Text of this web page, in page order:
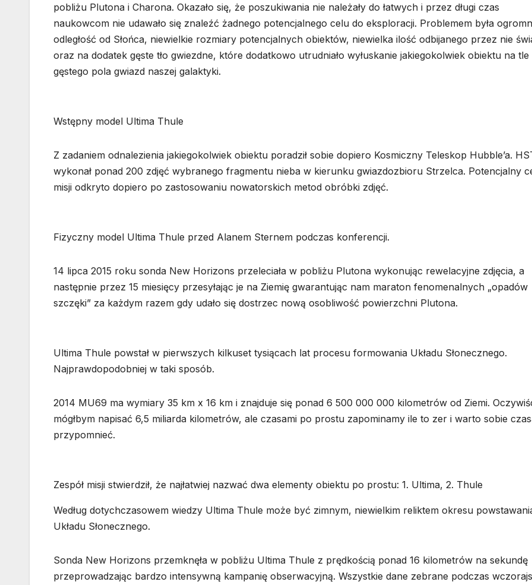
pobliżu Plutona i Charona. Okazało się, że poszukiwania nie należały do łatwych i przez długi czas
naukowcom nie udawało się znaleźć żadnego potencjalnego celu do eksploracji. Problemem była
odległość od Słońca, niewielkie rozmiary potencjalnych obiektów, niewielka ilość odbijanego przez nie
oraz na dodatek gęste tło gwiezdne, które dodatkowo utrudniało wyłuskanie jakiegokolwiek obiektu na tle
gęstego pola gwiazd naszej galaktyki.
Wstępny model Ultima Thule
Z zadaniem odnalezienia jakiegokolwiek obiektu poradził sobie dopiero Kosmiczny Teleskop Hubble’a.
wykonał ponad 200 zdjęć wybranego fragmentu nieba w kierunku gwiazdozbioru Strzelca. Potencjalny
misji odkryto dopiero po zastosowaniu nowatorskich metod obróbki zdjęć.
Fizyczny model Ultima Thule przed Alanem Sternem podczas konferencji.
14 lipca 2015 roku sonda New Horizons przeleciała w pobliżu Plutona wykonując rewelacyjne zdjęcia, a
następnie przez 15 miesięcy przesyłając je na Ziemię gwarantując nam maraton fenomenalnych „opadów
szczęki” za każdym razem gdy udało się dostrzec nową osobliwość powierzchni Plutona.
Ultima Thule powstał w pierwszych kilkuset tysiącach lat procesu formowania Układu Słonecznego.
Najprawdopodobniej w taki sposób.
2014 MU69 ma wymiary 35 km x 16 km i znajduje się ponad 6 500 000 000 kilometrów od Ziemi.
mógłbym napisać 6,5 miliarda kilometrów, ale czasami po prostu zapominamy ile to zer i warto sobie
przypomnieć.
Zespół misji stwierdził, że najłatwiej nazwać dwa elementy obiektu po prostu: 1. Ultima, 2. Thule
Według dotychczasowem wiedzy Ultima Thule może być zimnym, niewielkim reliktem okresu
Układu Słonecznego.
Sonda New Horizons przemknęła w pobliżu Ultima Thule z prędkością ponad 16 kilometrów na sekundę
przeprowadzając bardzo intensywną kampanię obserwacyjną. Wszystkie dane zebrane podczas